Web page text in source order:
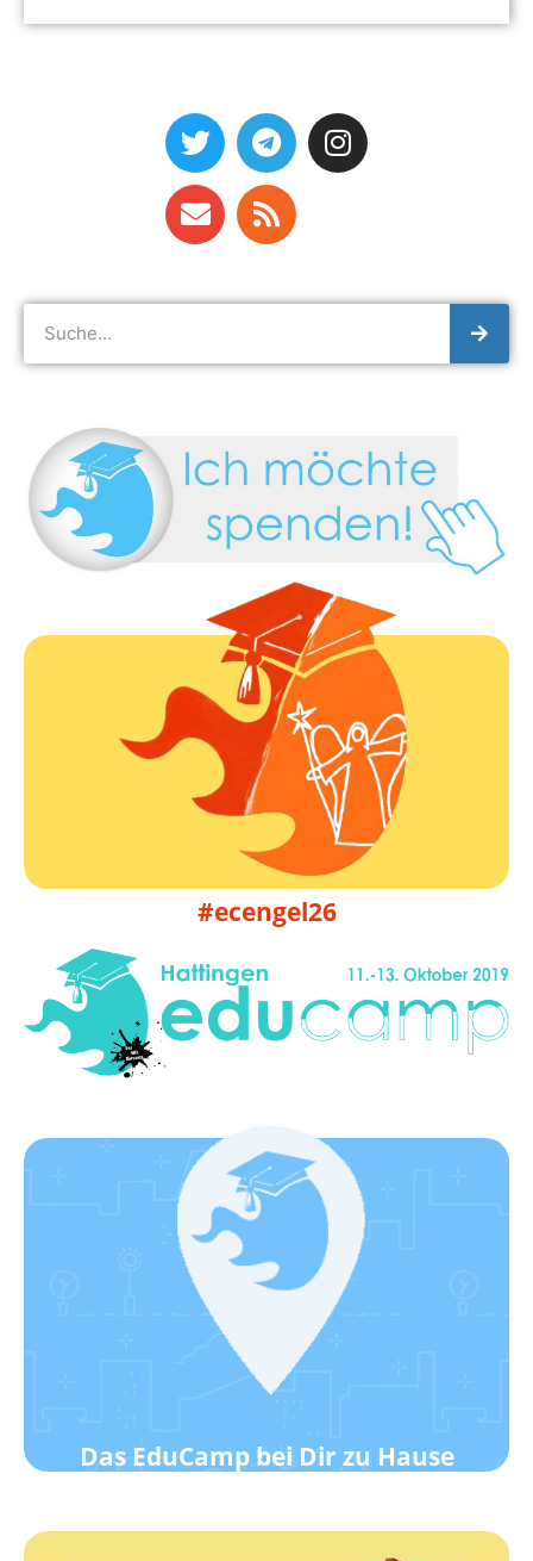
#ecengel26
EduCamp Engelskirchen 2026
09. bis 11.10.2026
Infos folgen
Das EduCamp bei Dir zu Hause
Werde ein EduCamp-Standort!
Wie das geht?
Klick hier!